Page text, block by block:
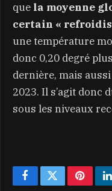
que la moyenne
certain «
une température
donc 0,20 degré
dernière, mais
2023. Il s’agit donc
sous les niveaux
FacebookTwitter